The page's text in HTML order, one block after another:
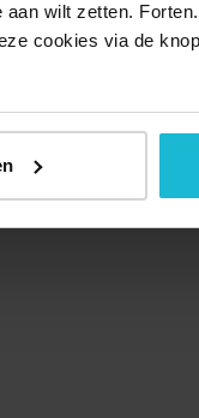
wilt zetten.
cookies via de
Forten.nl wordt